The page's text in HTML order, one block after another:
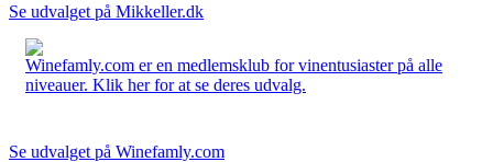
Se udvalget på Mikkeller.dk
Winefamly.com er en medlemsklub for vinentusiaster på alle
niveauer. Klik her for at se deres udvalg.
Se udvalget på Winefamly.com